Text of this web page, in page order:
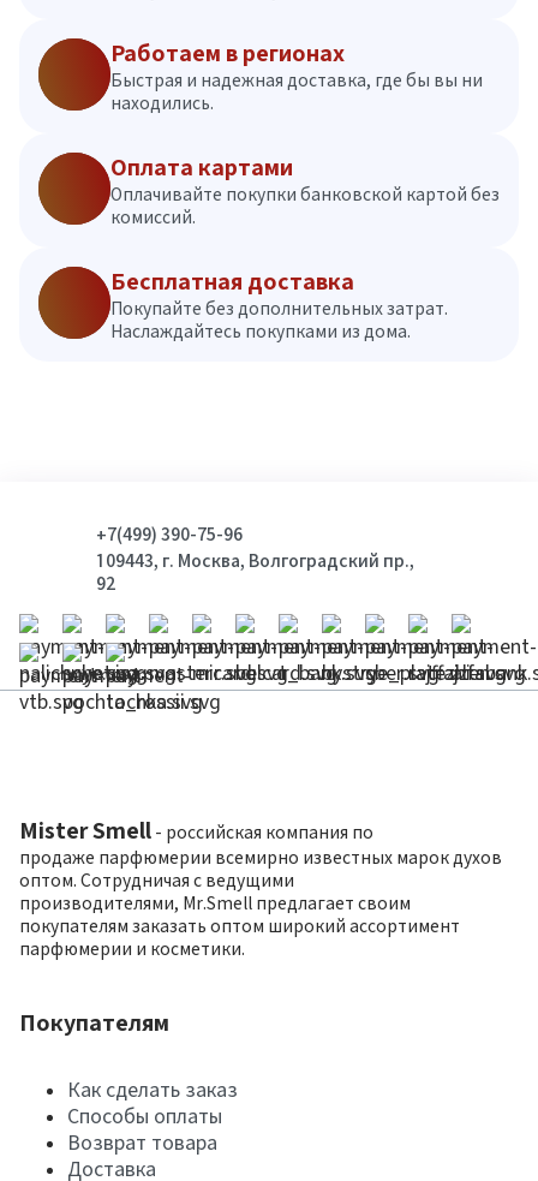
Работаем в регионах
Быстрая и надежная доставка, где бы вы ни
находились.
Оплата картами
Оплачивайте покупки банковской картой без
комиссий.
Бесплатная доставка
Покупайте без дополнительных затрат.
Наслаждайтесь покупками из дома.
+7(499) 390-75-96
109443, г. Москва, Волгоградский пр.,
92
Mister Smell - российская компания по
продаже парфюмерии всемирно известных марок духов
оптом. Сотрудничая с ведущими
производителями, Mr.Smell предлагает своим
покупателям заказать оптом широкий ассортимент
парфюмерии и косметики.
Покупателям
Как сделать заказ
Способы оплаты
Возврат товара
Доставка